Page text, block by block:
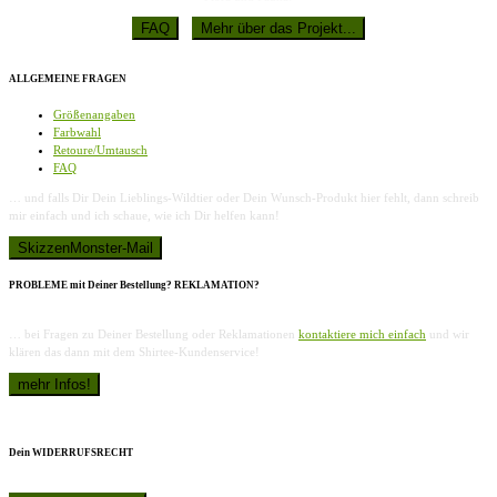
ALLGEMEINE FRAGEN
Größenangaben
Farbwahl
Retoure/Umtausch
FAQ
… und falls Dir Dein Lieblings-Wildtier oder Dein Wunsch-Produkt hier fehlt, dann schreib
mir einfach und ich schaue, wie ich Dir helfen kann!
PROBLEME mit Deiner Bestellung? REKLAMATION?
… bei Fragen zu Deiner Bestellung oder Reklamationen kontaktiere mich einfach und wir
klären das dann mit dem Shirtee-Kundenservice!
Dein WIDERRUFSRECHT